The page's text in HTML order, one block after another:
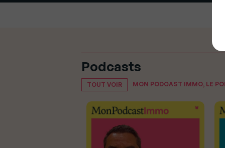
Podcasts
TOUT VOIR MON PODCAST IMMO, LE